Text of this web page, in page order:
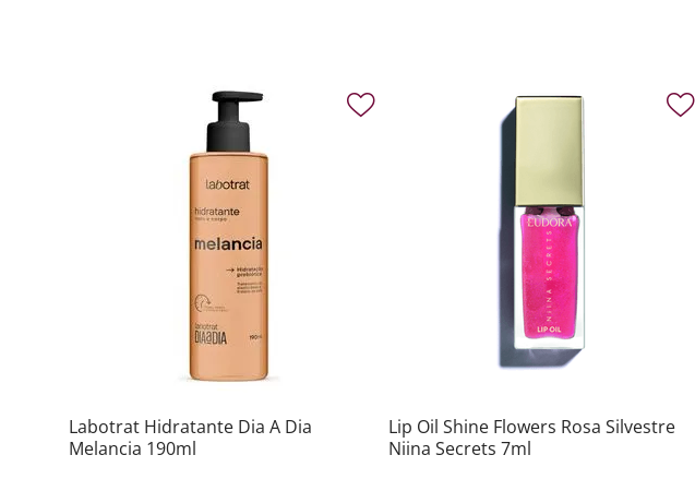
Labotrat Hidratante Dia A Dia
Melancia 190ml
Lip Oil Shine Flowers Rosa Silvestre
Niina Secrets 7ml